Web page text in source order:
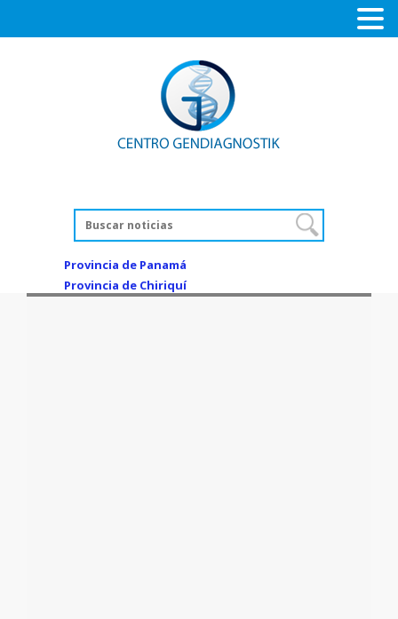
Provincia de Panamá
Provincia de Chiriquí